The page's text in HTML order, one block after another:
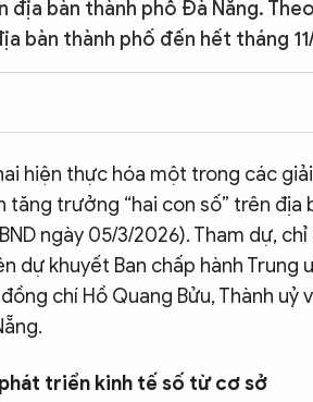
địa bàn thành phố Đà Nẵng.
bàn thành phố đến hết tháng
hiện thực hóa một trong các
tăng trưởng “hai con số” trên địa
ngày 05/3/2026). Tham dự,
dự khuyết Ban chấp hành
chí Hồ Quang Bửu, Thành uỷ
triển kinh tế số từ cơ sở